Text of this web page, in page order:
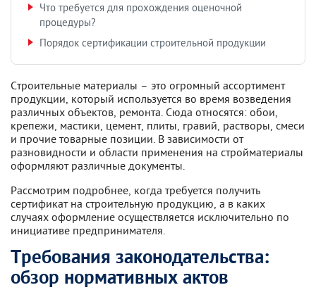
Что требуется для прохождения оценочной
процедуры?
Порядок сертификации строительной продукции
Строительные материалы – это огромный ассортимент
продукции, который используется во время возведения
различных объектов, ремонта. Сюда относятся: обои,
крепежи, мастики, цемент, плиты, гравий, растворы, смеси
и прочие товарные позиции. В зависимости от
разновидности и области применения на стройматериалы
оформляют различные документы.
Рассмотрим подробнее, когда требуется получить
сертификат на строительную продукцию, а в каких
случаях оформление осуществляется исключительно по
инициативе предпринимателя.
Требования законодательства:
обзор нормативных актов